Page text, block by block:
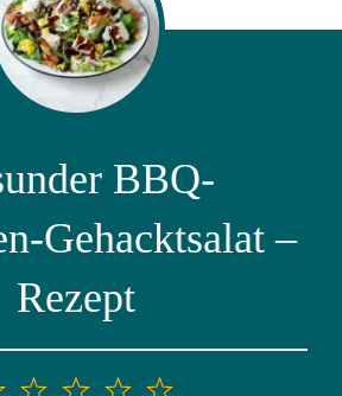
BBQ-
Gehacktsalat –
Rezept